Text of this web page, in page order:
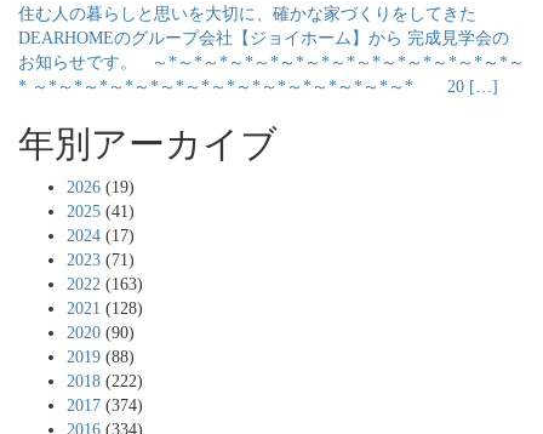
住む人の暮らしと思いを大切に、確かな家づくりをしてきた
DEARHOMEのグループ会社【ジョイホーム】から 完成見学会の
お知らせです。 ～*～*～*～*～*～*～*～*～*～*～*～*～*～*～
* ～*～*～*～*～*～*～*～*～*～*～*～*～*～*～* 20 […]
年別アーカイブ
2026 (19)
2025 (41)
2024 (17)
2023 (71)
2022 (163)
2021 (128)
2020 (90)
2019 (88)
2018 (222)
2017 (374)
2016 (334)